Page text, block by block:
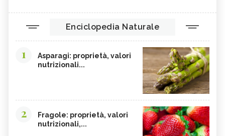
Enciclopedia Naturale
1
Asparagi: proprietà, valori
nutrizionali...
2
Fragole: proprietà, valori
nutrizionali,...